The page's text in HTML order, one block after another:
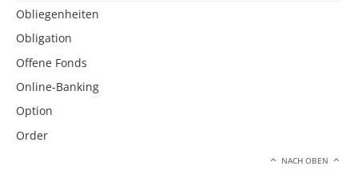
Obliegenheiten
Obligation
Offene Fonds
Online-Banking
Option
Order
NACH OBEN